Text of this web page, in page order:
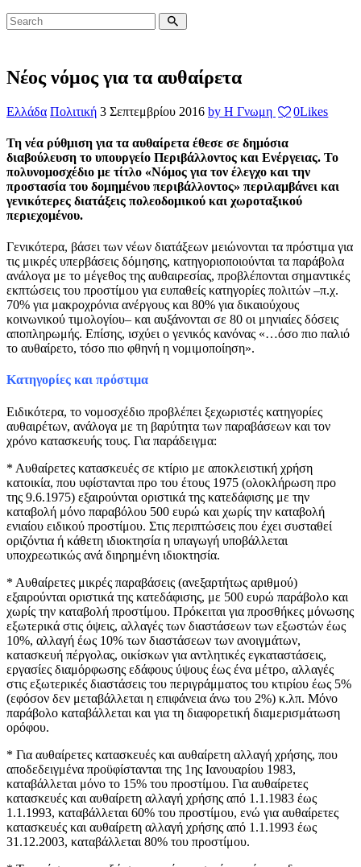
Νέος νόμος για τα αυθαίρετα
Ελλάδα Πολιτική 3 Σεπτεμβρίου 2016 by Η Γνωμη 0Likes
Τη νέα ρύθμιση για τα αυθαίρετα έθεσε σε δημόσια
διαβούλευση το υπουργείο Περιβάλλοντος και Ενέργειας. Το
πολυνομοσχέδιο με τίτλο «Νόμος για τον έλεγχο και την
προστασία του δομημένου περιβάλλοντος» περιλαμβάνει και
γενικότερες διατάξεις πολεοδομικού και χωροταξικού
περιεχομένου.
Γενικότερα, βάσει των νέων διατάξεων μειώνονται τα πρόστιμα για
τις μικρές υπερβάσεις δόμησης, κατηγοριοποιούνται τα παράβολα
ανάλογα με το μέγεθος της αυθαιρεσίας, προβλέπονται σημαντικές
εκπτώσεις του προστίμου για ευπαθείς κατηγορίες πολιτών –π.χ.
70% για μακροχρόνια ανέργους και 80% για δικαιούχους
κοινωνικού τιμολογίου– και αυξάνονται σε 80 οι μηνιαίες δόσεις
αποπληρωμής. Επίσης, ισχύει ο γενικός κανόνας «…όσο πιο παλιό
το αυθαίρετο, τόσο πιο φθηνή η νομιμοποίηση».
Κατηγορίες και πρόστιμα
Ειδικότερα, το νομοσχέδιο προβλέπει ξεχωριστές κατηγορίες
αυθαιρέτων, ανάλογα με τη βαρύτητα των παραβάσεων και τον
χρόνο κατασκευής τους. Για παράδειγμα:
* Αυθαίρετες κατασκευές σε κτίριο με αποκλειστική χρήση
κατοικία, που υφίστανται προ του έτους 1975 (ολοκλήρωση προ
της 9.6.1975) εξαιρούνται οριστικά της κατεδάφισης με την
καταβολή μόνο παραβόλου 500 ευρώ και χωρίς την καταβολή
ενιαίου ειδικού προστίμου. Στις περιπτώσεις που έχει συσταθεί
οριζόντια ή κάθετη ιδιοκτησία η υπαγωγή υποβάλλεται
υποχρεωτικώς ανά διηρημένη ιδιοκτησία.
* Αυθαίρετες μικρές παραβάσεις (ανεξαρτήτως αριθμού)
εξαιρούνται οριστικά της κατεδάφισης, με 500 ευρώ παράβολο και
χωρίς την καταβολή προστίμου. Πρόκειται για προσθήκες μόνωσης
εξωτερικά στις όψεις, αλλαγές των διαστάσεων των εξωστών έως
10%, αλλαγή έως 10% των διαστάσεων των ανοιγμάτων,
κατασκευή πέργολας, οικίσκων για αντλητικές εγκαταστάσεις,
εργασίες διαμόρφωσης εδάφους ύψους έως ένα μέτρο, αλλαγές
στις εξωτερικές διαστάσεις του περιγράμματος του κτιρίου έως 5%
(εφόσον δεν μεταβάλλεται η επιφάνεια άνω του 2%) κ.λπ. Μόνο
παράβολο καταβάλλεται και για τη διαφορετική διαμερισμάτωση
ορόφου.
* Για αυθαίρετες κατασκευές και αυθαίρετη αλλαγή χρήσης, που
αποδεδειγμένα προϋφίστανται της 1ης Ιανουαρίου 1983,
καταβάλλεται μόνο το 15% του προστίμου. Για αυθαίρετες
κατασκευές και αυθαίρετη αλλαγή χρήσης από 1.1.1983 έως
1.1.1993, καταβάλλεται 60% του προστίμου, ενώ για αυθαίρετες
κατασκευές και αυθαίρετη αλλαγή χρήσης από 1.1.1993 έως
31.12.2003, καταβάλλεται 80% του προστίμου.